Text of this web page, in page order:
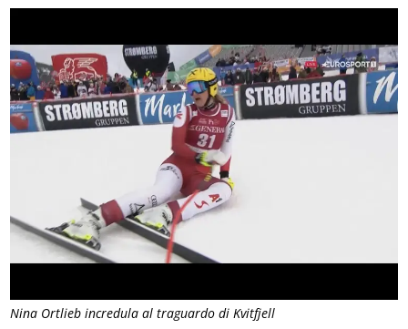
Nina Ortlieb incredula al traguardo di Kvitfjell